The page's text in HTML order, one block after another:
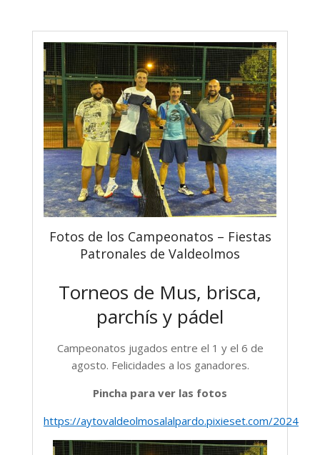
Fotos de los Campeonatos – Fiestas
Patronales de Valdeolmos
Torneos de Mus, brisca,
parchís y pádel
Campeonatos jugados entre el 1 y el 6 de
agosto. Felicidades a los ganadores.
Pincha para ver las fotos
https://aytovaldeolmosalalpardo.pixieset.com/